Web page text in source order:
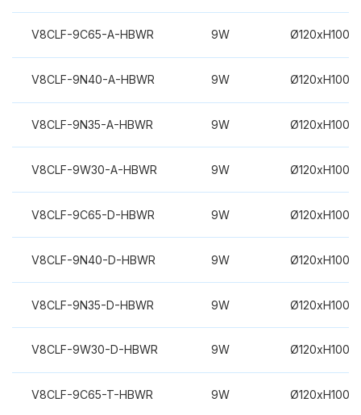
V8CLF-9C65-A-HBWR 9W
V8CLF-9N40-A-HBWR 9W
V8CLF-9N35-A-HBWR 9W
V8CLF-9W30-A-HBWR 9W
V8CLF-9C65-D-HBWR 9W
V8CLF-9N40-D-HBWR 9W
V8CLF-9N35-D-HBWR 9W
V8CLF-9W30-D-HBWR 9W
V8CLF-9C65-T-HBWR 9W